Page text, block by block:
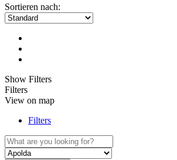
Sortieren nach:
Show Filters
Filters
View on map
Filters